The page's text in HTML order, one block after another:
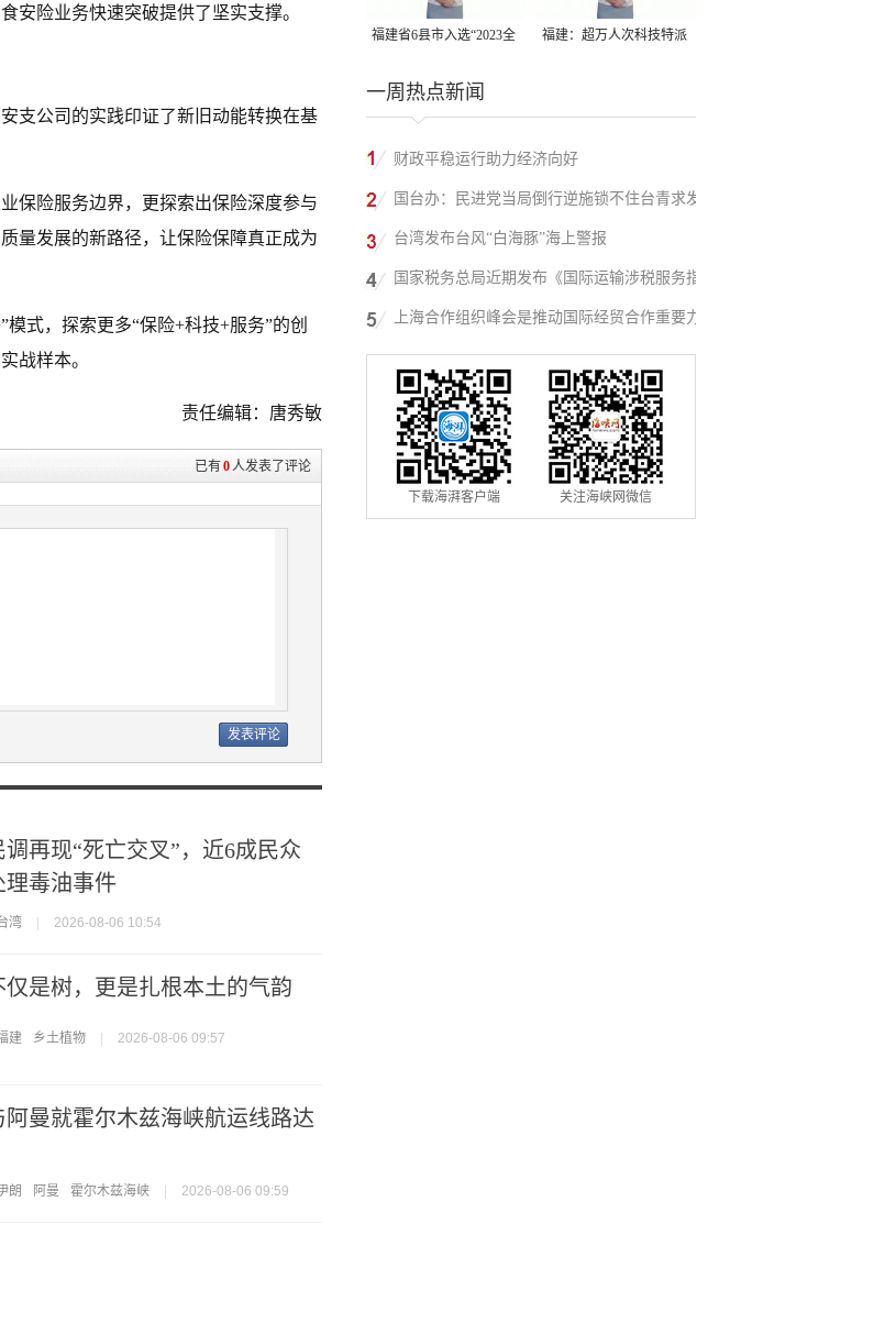
安险业务快速突破提供了坚实支撑。
支公司的实践印证了新旧动能转换在基
保险服务边界，更探索出保险深度参与
量发展的新路径，让保险保障真正成为
式，探索更多“保险+科技+服务”的创
战样本。
责任编辑：唐秀敏
已有0人发表了评论
再现“死亡交叉”，近6成民众
理毒油事件
湾 2026-08-06 10:54
仅是树，更是扎根本土的气韵
建 乡土植物 2026-08-06 09:57
阿曼就霍尔木兹海峡航运线路达
朗 阿曼 霍尔木兹海峡 2026-08-06 09:59
福建省6县市入选“2023全 福建：超万人次科技特派
一周热点新闻
财政平稳运行助力经济向好
国台办：民进党当局倒行逆施锁不住台青求发
展的心
台湾发布台风“白海豚”海上警报
国家税务总局近期发布《国际运输涉税服务指
引》
上海合作组织峰会是推动国际经贸合作重要力
量
下载海湃客户端 关注海峡网微信